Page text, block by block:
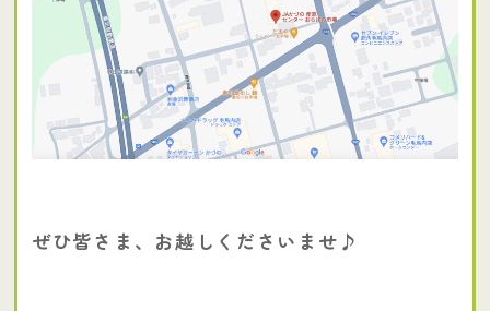
ぜひ皆さま、お越しくださいませ♪